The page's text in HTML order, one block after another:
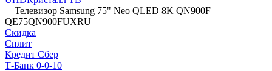
—Телевизор Samsung 75" Neo QLED 8K QN900F
QE75QN900FUXRU
Скидка
Сплит
Кредит Сбер
Т-Банк 0-0-10